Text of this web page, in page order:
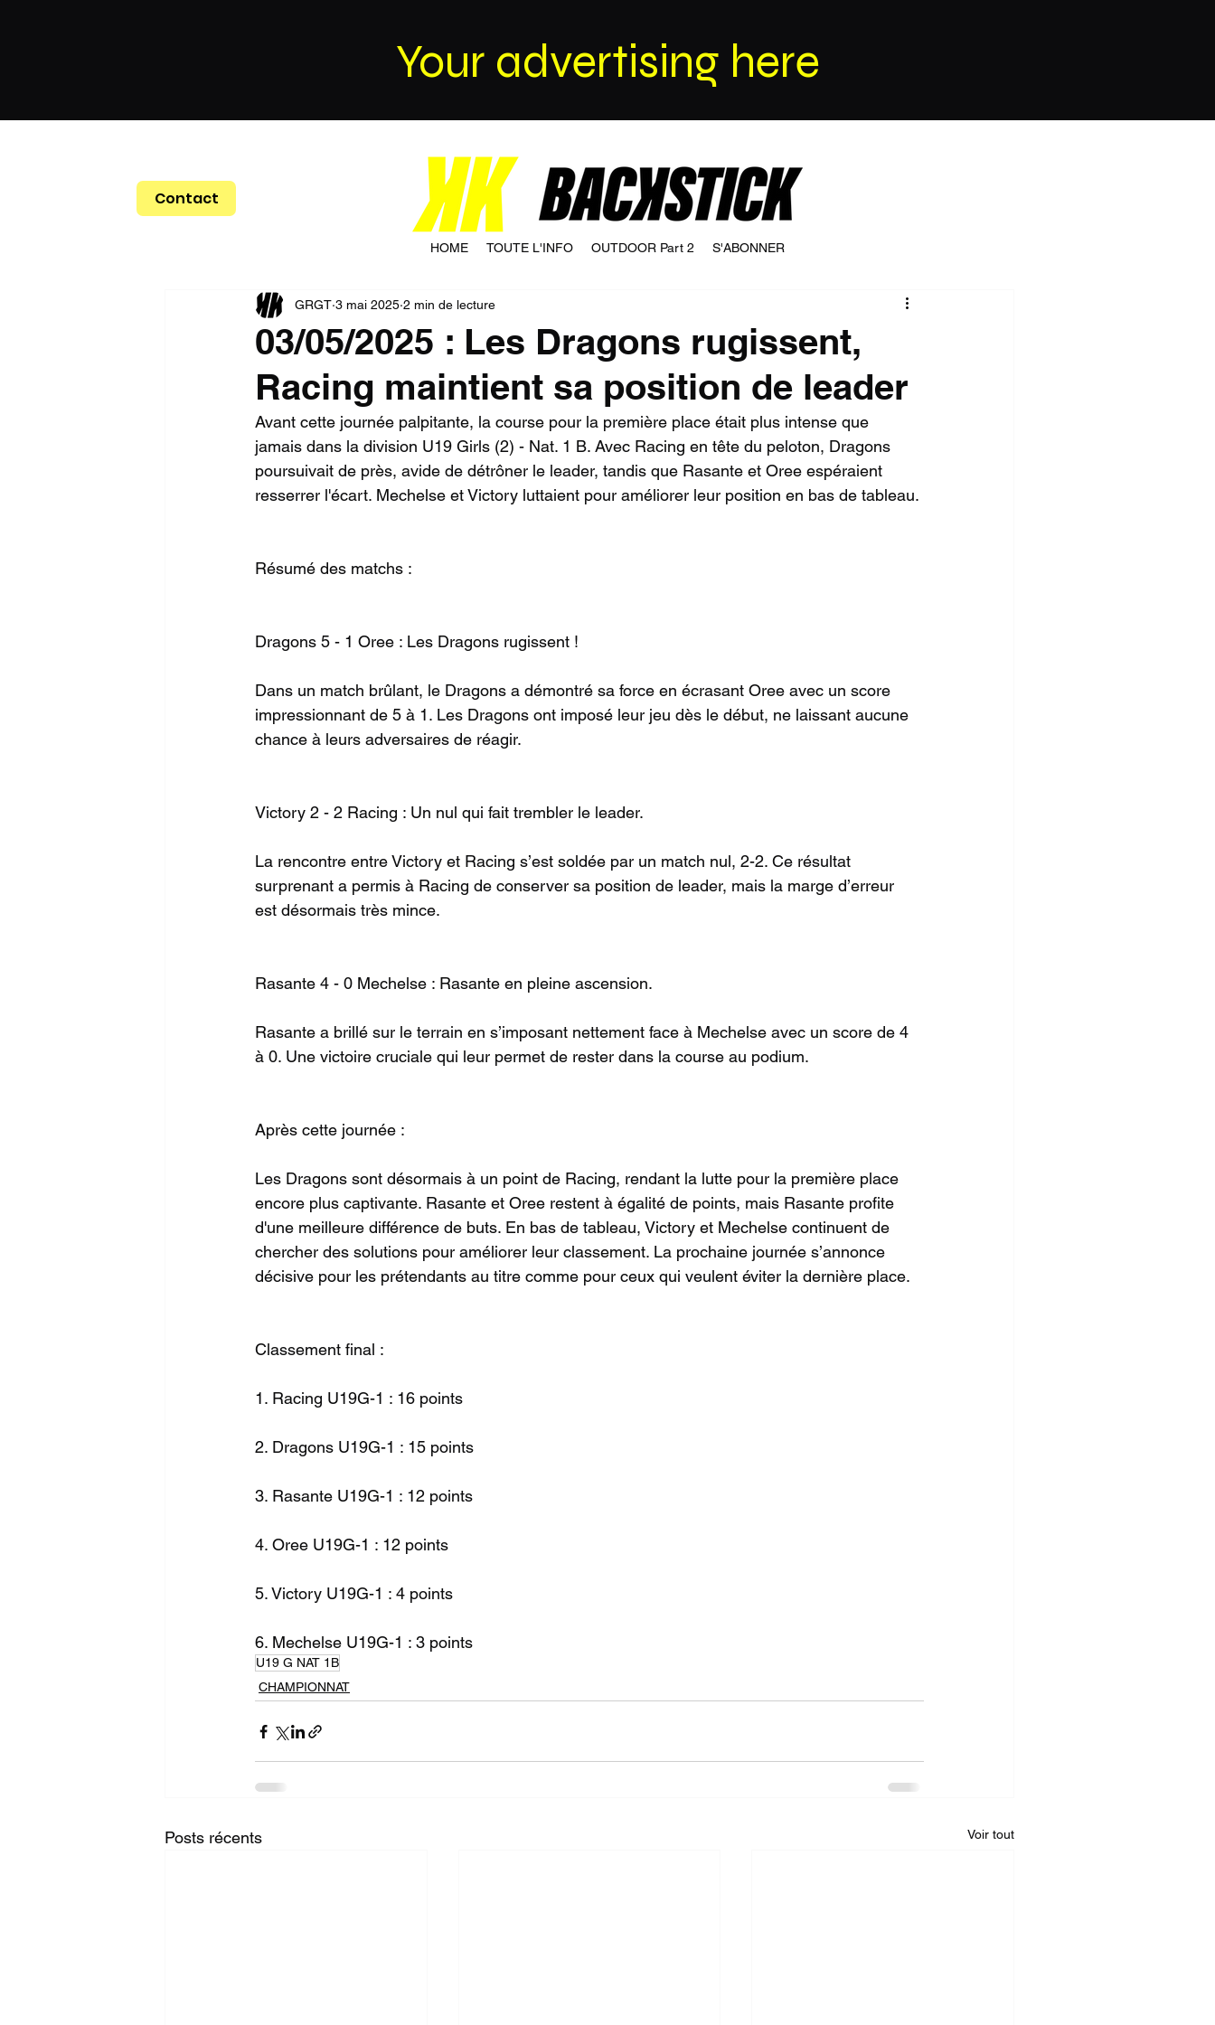
Your advertising here
Contact
HOME TOUTE L'INFO OUTDOOR Part 2 S'ABONNER
03/05/2025 : Les Dragons rugissent,
Racing maintient sa position de leader
GRGT 3 mai 2025 2 min de lecture
Avant cette journée palpitante, la course pour la première place était plus intense que
jamais dans la division U19 Girls (2) - Nat. 1 B. Avec Racing en tête du peloton, Dragons
poursuivait de près, avide de détrôner le leader, tandis que Rasante et Oree espéraient
resserrer l'écart. Mechelse et Victory luttaient pour améliorer leur position en bas de tableau.
Résumé des matchs :
Dragons 5 - 1 Oree : Les Dragons rugissent !
Dans un match brûlant, le Dragons a démontré sa force en écrasant Oree avec un score
impressionnant de 5 à 1. Les Dragons ont imposé leur jeu dès le début, ne laissant aucune
chance à leurs adversaires de réagir.
Victory 2 - 2 Racing : Un nul qui fait trembler le leader.
La rencontre entre Victory et Racing s’est soldée par un match nul, 2-2. Ce résultat
surprenant a permis à Racing de conserver sa position de leader, mais la marge d’erreur
est désormais très mince.
Rasante 4 - 0 Mechelse : Rasante en pleine ascension.
Rasante a brillé sur le terrain en s’imposant nettement face à Mechelse avec un score de 4
à 0. Une victoire cruciale qui leur permet de rester dans la course au podium.
Après cette journée :
Les Dragons sont désormais à un point de Racing, rendant la lutte pour la première place
encore plus captivante. Rasante et Oree restent à égalité de points, mais Rasante profite
d'une meilleure différence de buts. En bas de tableau, Victory et Mechelse continuent de
chercher des solutions pour améliorer leur classement. La prochaine journée s’annonce
décisive pour les prétendants au titre comme pour ceux qui veulent éviter la dernière place.
Classement final :
1. Racing U19G-1 : 16 points
2. Dragons U19G-1 : 15 points
3. Rasante U19G-1 : 12 points
4. Oree U19G-1 : 12 points
5. Victory U19G-1 : 4 points
6. Mechelse U19G-1 : 3 points
U19 G NAT 1B
CHAMPIONNAT
Posts récents Voir tout